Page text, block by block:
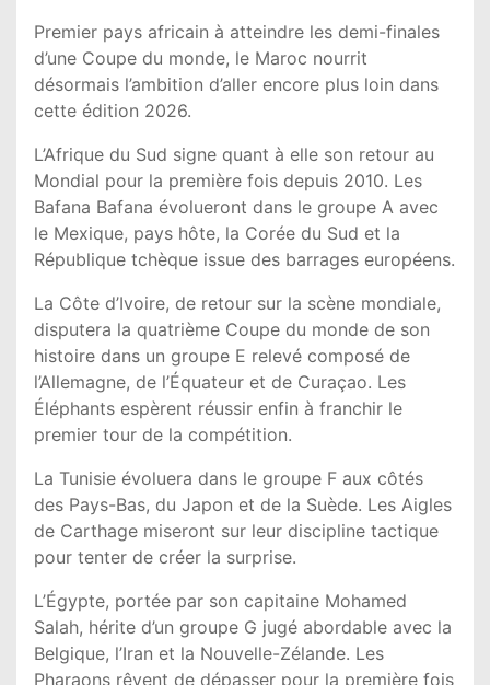
Premier pays africain à atteindre les demi-finales
d’une Coupe du monde, le Maroc nourrit
désormais l’ambition d’aller encore plus loin dans
cette édition 2026.
L’Afrique du Sud signe quant à elle son retour au
Mondial pour la première fois depuis 2010. Les
Bafana Bafana évolueront dans le groupe A avec
le Mexique, pays hôte, la Corée du Sud et la
République tchèque issue des barrages européens.
La Côte d’Ivoire, de retour sur la scène mondiale,
disputera la quatrième Coupe du monde de son
histoire dans un groupe E relevé composé de
l’Allemagne, de l’Équateur et de Curaçao. Les
Éléphants espèrent réussir enfin à franchir le
premier tour de la compétition.
La Tunisie évoluera dans le groupe F aux côtés
des Pays-Bas, du Japon et de la Suède. Les Aigles
de Carthage miseront sur leur discipline tactique
pour tenter de créer la surprise.
L’Égypte, portée par son capitaine Mohamed
Salah, hérite d’un groupe G jugé abordable avec la
Belgique, l’Iran et la Nouvelle-Zélande. Les
Pharaons rêvent de dépasser pour la première fois